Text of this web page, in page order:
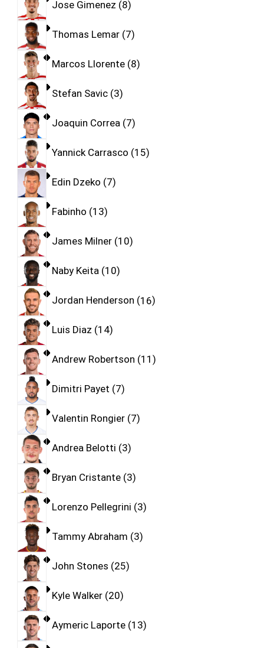
Jose Gimenez 8
Thomas Lemar 7
Marcos Llorente 8
Stefan Savic 3
Joaquin Correa 7
Yannick Carrasco 15
Edin Dzeko 7
Fabinho 13
James Milner 10
Naby Keita 10
Jordan Henderson 16
Luis Diaz 14
Andrew Robertson 11
Dimitri Payet 7
Valentin Rongier 7
Andrea Belotti 3
Bryan Cristante 3
Lorenzo Pellegrini 3
Tammy Abraham 3
John Stones 25
Kyle Walker 20
Aymeric Laporte 13